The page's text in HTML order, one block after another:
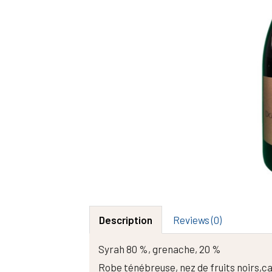
Description Reviews (0)
Syrah 80 %, grenache, 20 %
Robe ténébreuse, nez de fruits